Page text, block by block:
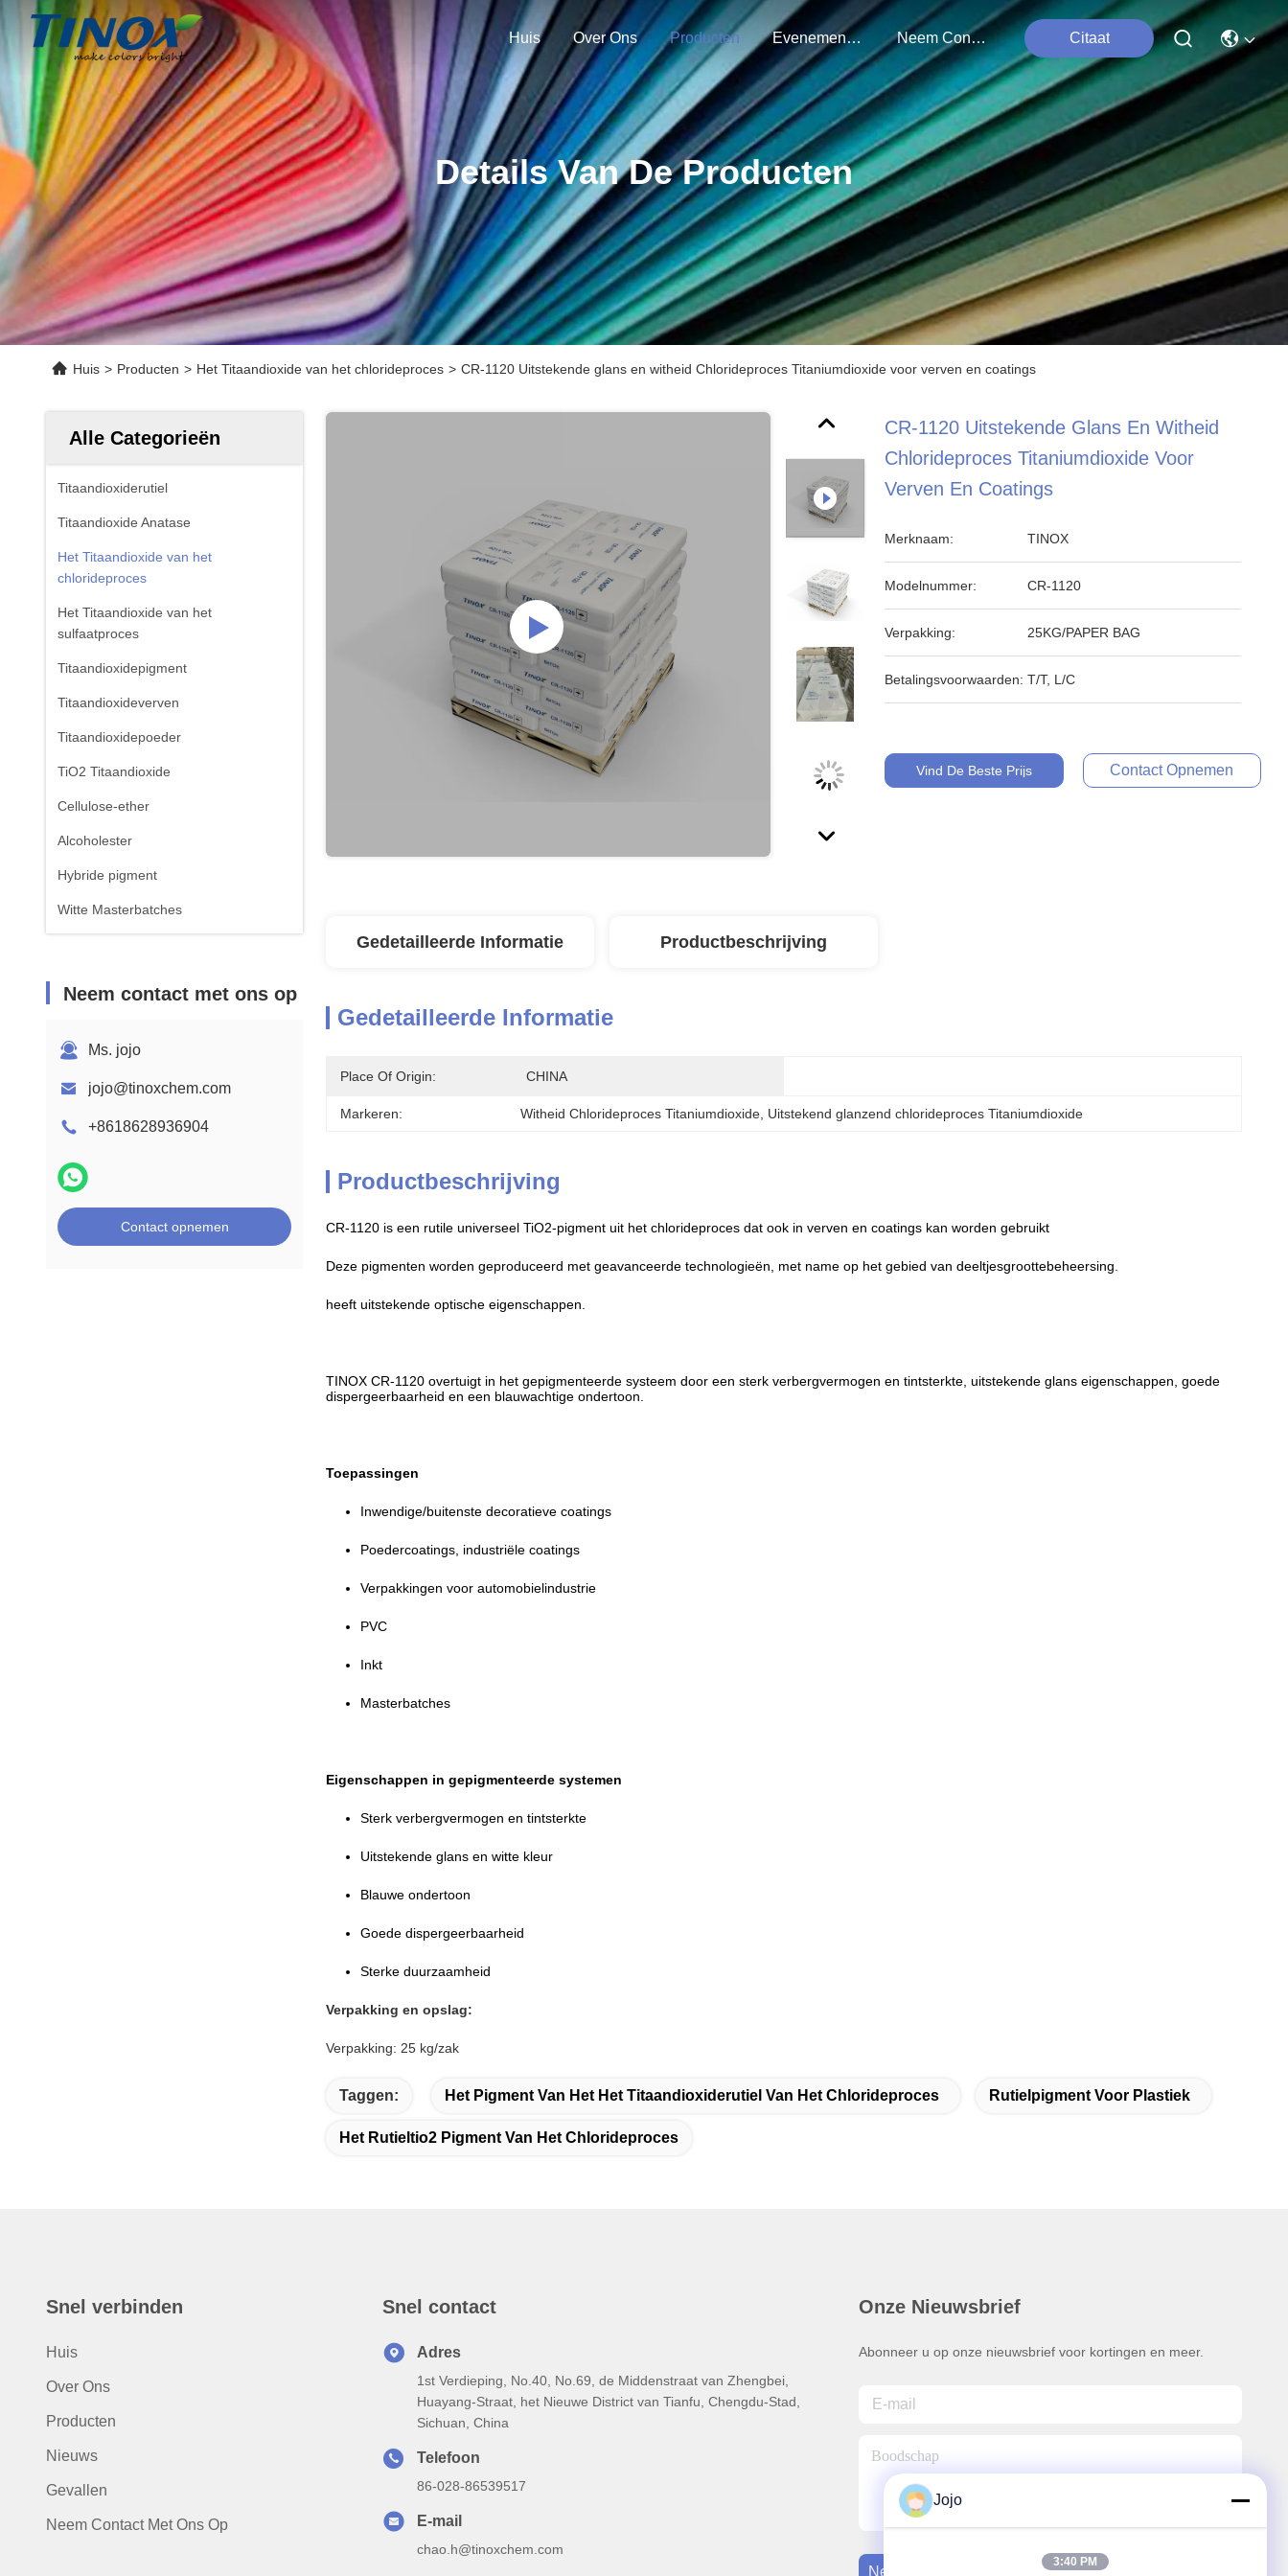
Huis Over Ons Producten Evenementen Neem Contact Met Ons Op Citaat
Details Van De Producten
Huis > Producten > Het Titaandioxide van het chlorideproces > CR-1120 Uitstekende glans en witheid Chlorideproces Titaniumdioxide voor verven en coatings
Alle Categorieën
Titaandioxiderutiel
Titaandioxide Anatase
Het Titaandioxide van het
chlorideproces
Het Titaandioxide van het
sulfaatproces
Titaandioxidepigment
Titaandioxideverven
Titaandioxidepoeder
TiO2 Titaandioxide
Cellulose-ether
Alcoholester
Hybride pigment
Witte Masterbatches
Neem contact met ons op
Ms. jojo
jojo@tinoxchem.com
+8618628936904
Contact opnemen
CR-1120 Uitstekende Glans En Witheid
Chlorideproces Titaniumdioxide Voor
Verven En Coatings
Merknaam: TINOX
Modelnummer: CR-1120
Verpakking: 25KG/PAPER BAG
Betalingsvoorwaarden: T/T, L/C
Vind De Beste Prijs Contact Opnemen
Gedetailleerde Informatie Productbeschrijving
Gedetailleerde Informatie
Place Of Origin: CHINA
Markeren: Witheid Chlorideproces Titaniumdioxide Uitstekend glanzend chlorideproces Titaniumdioxide
Productbeschrijving
CR-1120 is een rutile universeel TiO2-pigment uit het chlorideproces dat ook in verven en coatings kan worden gebruikt
Deze pigmenten worden geproduceerd met geavanceerde technologieën, met name op het gebied van deeltjesgroottebeheersing.
heeft uitstekende optische eigenschappen.
TINOX CR-1120 overtuigt in het gepigmenteerde systeem door een sterk verbergvermogen en tintsterkte, uitstekende glans eigenschappen, goede
dispergeerbaarheid en een blauwachtige ondertoon.
Toepassingen
Inwendige/buitenste decoratieve coatings
Poedercoatings, industriële coatings
Verpakkingen voor automobielindustrie
PVC
Inkt
Masterbatches
Eigenschappen in gepigmenteerde systemen
Sterk verbergvermogen en tintsterkte
Uitstekende glans en witte kleur
Blauwe ondertoon
Goede dispergeerbaarheid
Sterke duurzaamheid
Verpakking en opslag:
Verpakking: 25 kg/zak
Taggen: Het Pigment Van Het Het Titaandioxiderutiel Van Het Chlorideproces Rutielpigment Voor Plastiek
Het Rutieltio2 Pigment Van Het Chlorideproces
Snel verbinden
Huis
Over Ons
Producten
Nieuws
Gevallen
Neem Contact Met Ons Op
Snel contact
Adres
1st Verdieping, No.40, No.69, de Middenstraat van Zhengbei,
Huayang-Straat, het Nieuwe District van Tianfu, Chengdu-Stad,
Sichuan, China
Telefoon
86-028-86539517
E-mail
chao.h@tinoxchem.com
Onze Nieuwsbrief
Abonneer u op onze nieuwsbrief voor kortingen en meer.
Neem Contact Met Ons Op
Jojo
3:40 PM